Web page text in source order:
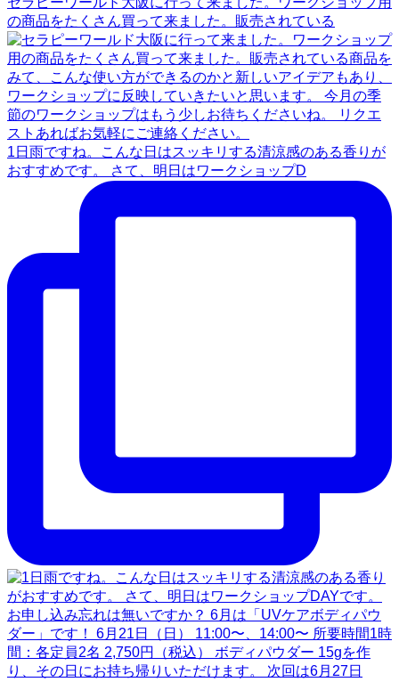
の商品をたくさん買って来ました。販売されている
1日雨ですね。こんな日はスッキリする清涼感のある香りが
おすすめです。 さて、明日はワークショップD